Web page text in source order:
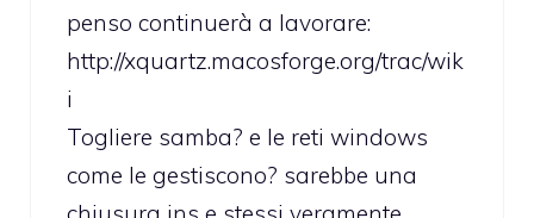
penso continuerà a lavorare:
http://xquartz.macosforge.org/trac/wik
i
Togliere samba? e le reti windows
come le gestiscono? sarebbe una